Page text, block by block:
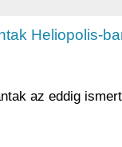
Heliopolis-
az eddig